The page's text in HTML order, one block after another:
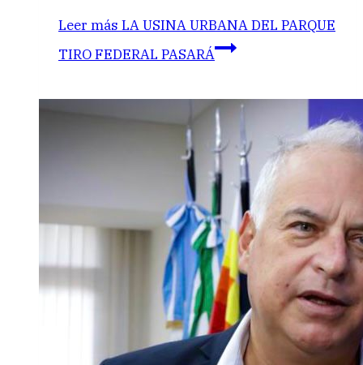
Leer más LA USINA URBANA DEL PARQUE
TIRO FEDERAL PASARÁ